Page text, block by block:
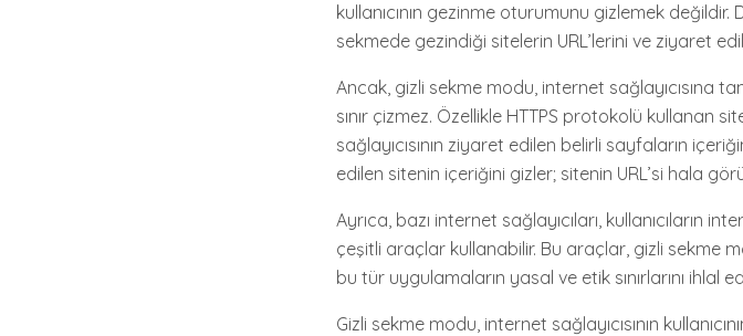
kullanıcının gezinme oturumunu gizlemek değildir.
sekmede gezindiği sitelerin URL’lerini ve ziyaret
Ancak, gizli sekme modu, internet sağlayıcısına
sınır çizmez. Özellikle HTTPS protokolü kullanan
sağlayıcısının ziyaret edilen belirli sayfaların
edilen sitenin içeriğini gizler; sitenin URL’si hala
Ayrıca, bazı internet sağlayıcıları, kullanıcıların
çeşitli araçlar kullanabilir. Bu araçlar, gizli sekme
bu tür uygulamaların yasal ve etik sınırlarını ihlal
Gizli sekme modu, internet sağlayıcısının